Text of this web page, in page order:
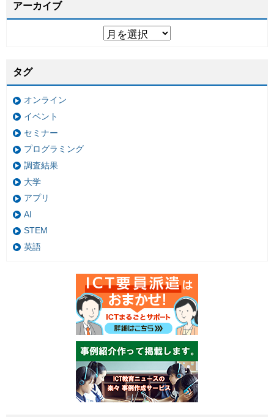
アーカイブ
タグ
オンライン
イベント
セミナー
プログラミング
調査結果
大学
アプリ
AI
STEM
英語